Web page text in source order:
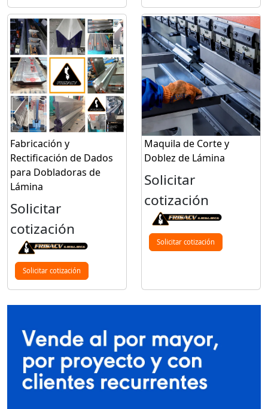
Fabricación y
Rectificación de Dados
para Dobladoras de
Lámina
Solicitar
cotización
Solicitar cotización
Maquila de Corte y
Doblez de Lámina
Solicitar
cotización
Solicitar cotización